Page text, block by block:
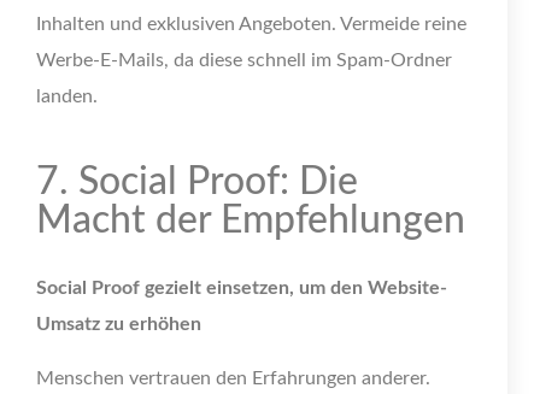
Inhalten und exklusiven Angeboten. Vermeide reine
Werbe-E-Mails, da diese schnell im Spam-Ordner
landen.
7. Social Proof: Die
Macht der Empfehlungen
Social Proof gezielt einsetzen, um den Website-
Umsatz zu erhöhen
Menschen vertrauen den Erfahrungen anderer.